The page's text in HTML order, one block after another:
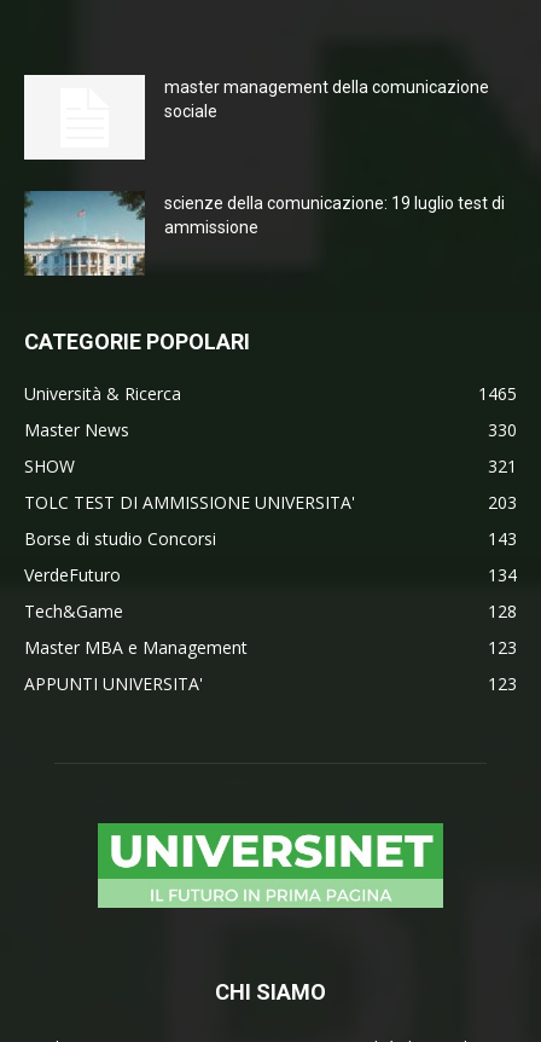
master management della comunicazione
sociale
scienze della comunicazione: 19 luglio test di
ammissione
CATEGORIE POPOLARI
Università & Ricerca
1465
Master News
330
SHOW
321
TOLC TEST DI AMMISSIONE UNIVERSITA'
203
Borse di studio Concorsi
143
VerdeFuturo
134
Tech&Game
128
Master MBA e Management
123
APPUNTI UNIVERSITA'
123
CHI SIAMO